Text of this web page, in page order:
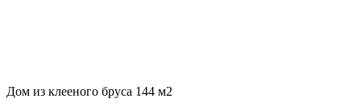
Дом из клееного бруса 144 м2